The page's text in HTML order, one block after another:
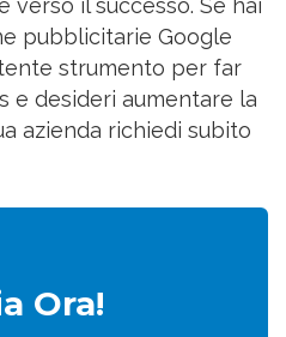
verso il successo. Se hai
pubblicitarie Google
strumento per far
e desideri aumentare la
azienda richiedi subito
Ora!